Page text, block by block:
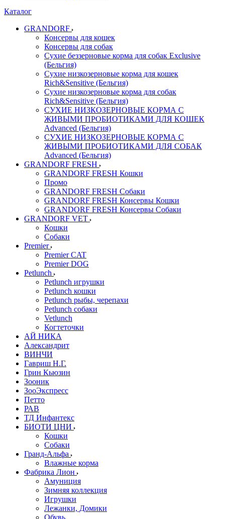
Каталог
GRANDORF
Консервы для кошек
Консервы для собак
Сухие беззерновые корма для собак Exclusive
(Бельгия)
Сухие низкозерновые корма для кошек
Rich&Sensitive (Бельгия)
Сухие низкозерновые корма для собак
Rich&Sensitive (Бельгия)
СУХИЕ НИЗКОЗЕРНОВЫЕ КОРМА С
ЖИВЫМИ ПРОБИОТИКАМИ ДЛЯ КОШЕК
Advanced (Бельгия)
СУХИЕ НИЗКОЗЕРНОВЫЕ КОРМА С
ЖИВЫМИ ПРОБИОТИКАМИ ДЛЯ СОБАК
Advanced (Бельгия)
GRANDORF FRESH
GRANDORF FRESH Кошки
Промо
GRANDORF FRESH Собаки
GRANDORF FRESH Консервы Кошки
GRANDORF FRESH Консервы Собаки
GRANDORF VET
Кошки
Собаки
Premier
Premier CAT
Premier DOG
Petlunch
Petlunch игрушки
Petlunch кошки
Petlunch рыбы, черепахи
Petlunch собаки
Vetlunch
Когтеточки
АЙ НИКА
Александрит
ВИНЧИ
Гавриш Н.Г.
Грин Кьюзин
Зооник
ЗооЭкспресс
Петто
РАВ
ТД Инфантекс
БИОТИ ЦНИ
Кошки
Собаки
Гранд-Альфа
Влажные корма
Фабрика Лион
Амуниция
Зимняя коллекция
Игрушки
Лежанки, Домики
Обувь